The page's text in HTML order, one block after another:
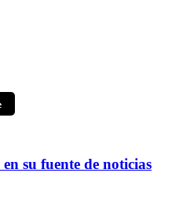
en su fuente de noticias